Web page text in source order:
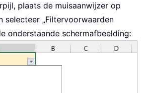
plaats de muisaanwijzer op
selecteer „Filtervoorwaarden
onderstaande schermafbeelding: